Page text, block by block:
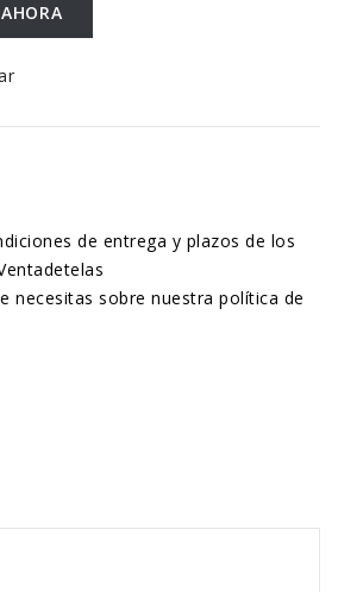
de entrega y plazos de los
necesitas sobre nuestra política de